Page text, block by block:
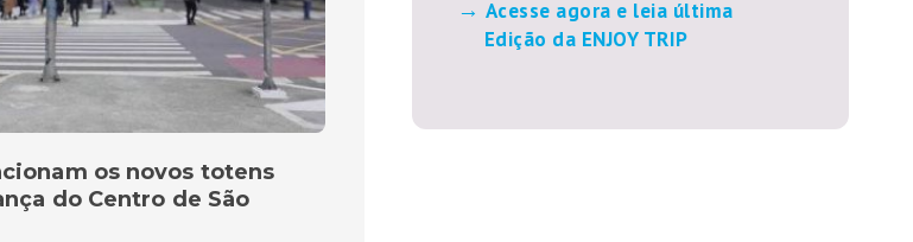
os novos totens
do Centro de São
Acesse agora e leia última
Edição da ENJOY TRIP